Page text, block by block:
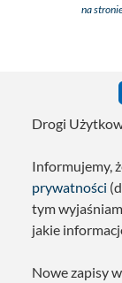
na
Drogi
Informujemy,
prywatności
tym
jakie
Nowe zapisy